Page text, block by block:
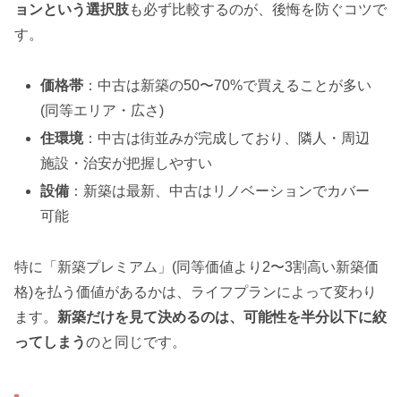
ョンという選択肢も必ず比較するのが、後悔を防ぐコツで
す。
価格帯 ：中古は新築の50〜70%で買えることが多い
(同等エリア・広さ)
住環境：中古は街並みが完成しており、隣人・周辺
施設・治安が把握しやすい
設備 ：新築は最新、中古はリノベーションでカバー
可能
特に「新築プレミアム」(同等価値より2〜3割高い新築価
格)を払う価値があるかは、ライフプランによって変わり
ます。 新築だけを見て決めるのは、可能性を半分以下に絞
ってしまうのと同じです。